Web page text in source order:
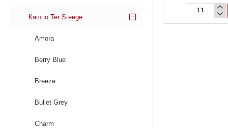
Кашпо Ter Steege
Amora
Berry Blue
Breeze
Bullet Grey
Charm
Кашпо
Eno